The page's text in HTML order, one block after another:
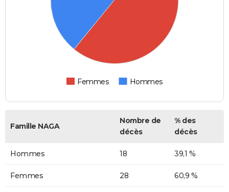
Femmes Hommes
Famille NAGA
Nombre de
décès
% des
décès
Hommes 18 39,1 %
Femmes 28 60,9 %